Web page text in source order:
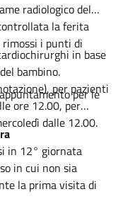
radiologico del
la ferita
i punti di
per le
in base
bambino.
per pazienti
ore 12.00, per
dalle 12.00.
in 12° giornata
in cui non sia
la prima visita di